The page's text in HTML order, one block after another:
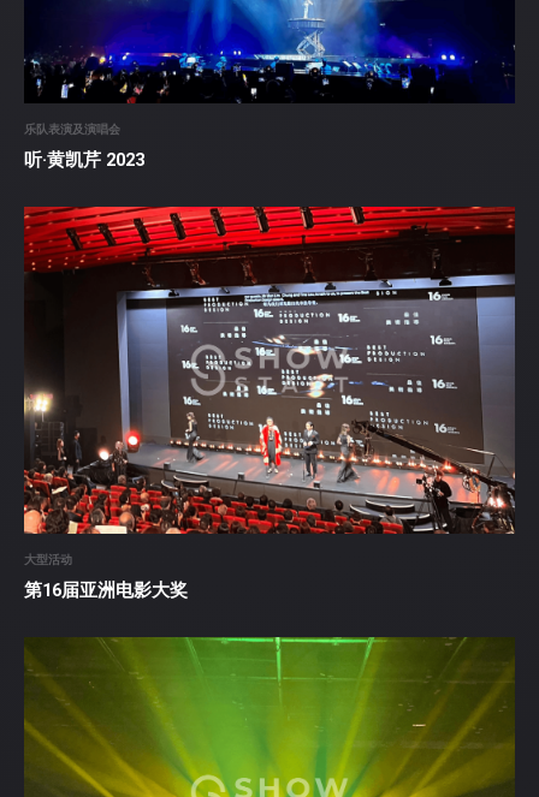
乐队表演及演唱会
听·黄凯芹 2023
大型活动
第16届亚洲电影大奖